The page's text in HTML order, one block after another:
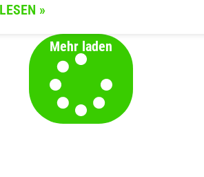
»
Mehr laden